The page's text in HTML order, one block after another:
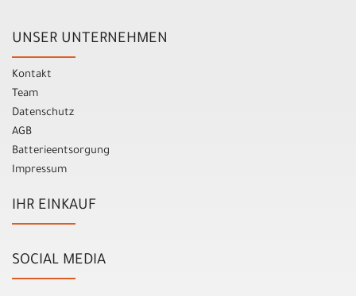
UNSER UNTERNEHMEN
Kontakt
Team
Datenschutz
AGB
Batterieentsorgung
Impressum
IHR EINKAUF
SOCIAL MEDIA